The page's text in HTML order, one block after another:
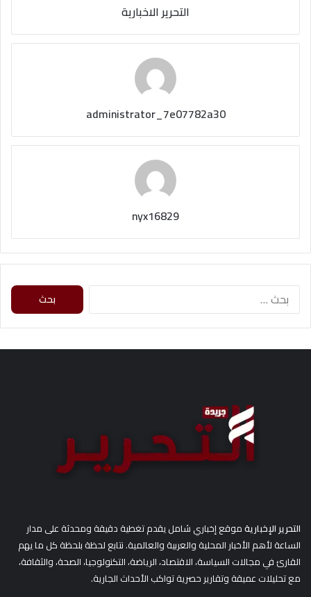
التحرير الاخبارية
administrator_7e07782a30
nyx16829
ث
التحرير الإخباريةموقع إخباري شامل يقدم تغطية دقيقة ومحدثة على مدار
الساعة لأهم الأخبار المحلية والعربية والعالمية. نتابع لحظة بلحظة كل ما يهم
القارئ في مجالات السياسة، الاقتصاد، الرياضة، التكنولوجيا، الصحة، والثقافة،
مع تحليلات عميقة وتقارير حصرية تواكب الأحداث الجارية.